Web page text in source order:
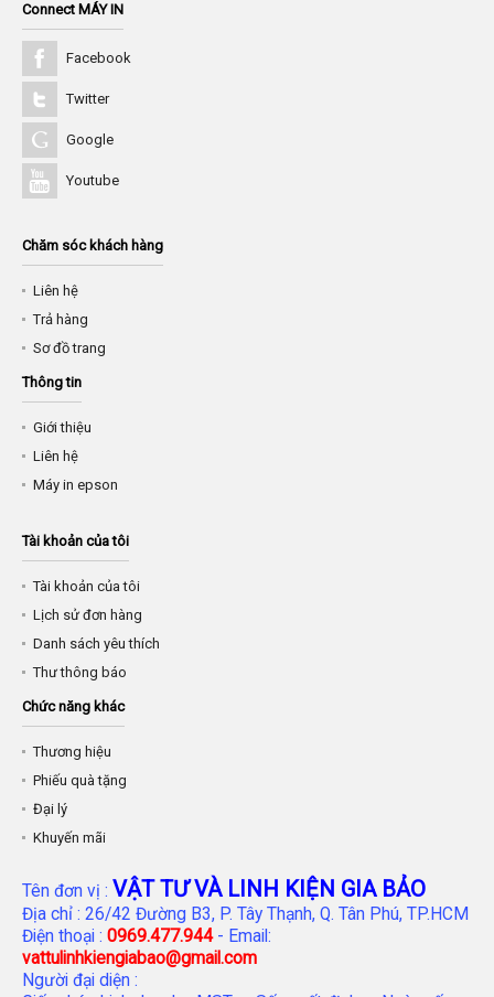
Connect MÁY IN
Facebook
Twitter
Google
Youtube
Chăm sóc khách hàng
Liên hệ
Trả hàng
Sơ đồ trang
Thông tin
Giới thiệu
Liên hệ
Máy in epson
Tài khoản của tôi
Tài khoản của tôi
Lịch sử đơn hàng
Danh sách yêu thích
Thư thông báo
Chức năng khác
Thương hiệu
Phiếu quà tặng
Đại lý
Khuyến mãi
Tên đơn vị : VẬT TƯ VÀ LINH KIỆN GIA BẢO
Địa chỉ : 26/42 Đường B3, P. Tây Thạnh, Q. Tân Phú, TP.HCM
Điện thoại : 0969.477.944- Email:
vattulinhkiengiabao@gmail.com
Người đại diện :